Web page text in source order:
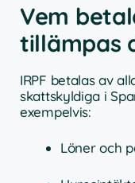
Vem
tillämpas
IRPF betalas av
skattskyldiga i
exempelvis:
Löner och